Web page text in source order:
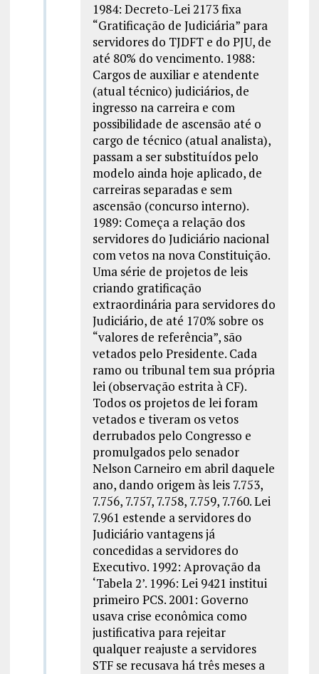
1984: Decreto-Lei 2173 fixa
“Gratificação de Judiciária” para
servidores do TJDFT e do PJU, de
até 80% do vencimento. 1988:
Cargos de auxiliar e atendente
(atual técnico) judiciários, de
ingresso na carreira e com
possibilidade de ascensão até o
cargo de técnico (atual analista),
passam a ser substituídos pelo
modelo ainda hoje aplicado, de
carreiras separadas e sem
ascensão (concurso interno).
1989: Começa a relação dos
servidores do Judiciário nacional
com vetos na nova Constituição.
Uma série de projetos de leis
criando gratificação
extraordinária para servidores do
Judiciário, de até 170% sobre os
“valores de referência”, são
vetados pelo Presidente. Cada
ramo ou tribunal tem sua própria
lei (observação estrita à CF).
Todos os projetos de lei foram
vetados e tiveram os vetos
derrubados pelo Congresso e
promulgados pelo senador
Nelson Carneiro em abril daquele
ano, dando origem às leis 7.753,
7.756, 7.757, 7.758, 7.759, 7.760. Lei
7.961 estende a servidores do
Judiciário vantagens já
concedidas a servidores do
Executivo. 1992: Aprovação da
‘Tabela 2’. 1996: Lei 9421 institui
primeiro PCS. 2001: Governo
usava crise econômica como
justificativa para rejeitar
qualquer reajuste a servidores
STF se recusava há três meses a